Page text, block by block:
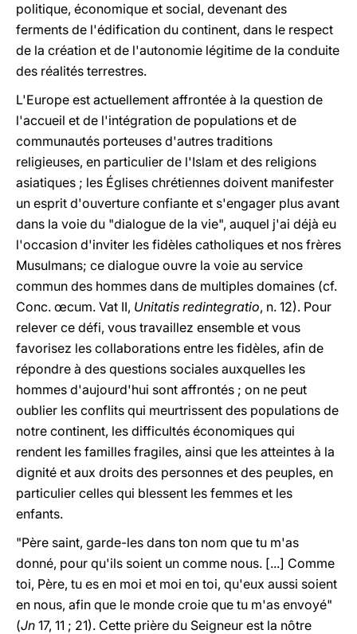
politique, économique et social, devenant des
ferments de l'édification du continent, dans le respect
de la création et de l'autonomie légitime de la conduite
des réalités terrestres.
L'Europe est actuellement affrontée à la question de
l'accueil et de l'intégration de populations et de
communautés porteuses d'autres traditions
religieuses, en particulier de l'Islam et des religions
asiatiques ; les Églises chrétiennes doivent manifester
un esprit d'ouverture confiante et s'engager plus avant
dans la voie du "dialogue de la vie", auquel j'ai déjà eu
l'occasion d'inviter les fidèles catholiques et nos frères
Musulmans; ce dialogue ouvre la voie au service
commun des hommes dans de multiples domaines (cf.
Conc. œcum. Vat II, Unitatis redintegratio, n. 12). Pour
relever ce défi, vous travaillez ensemble et vous
favorisez les collaborations entre les fidèles, afin de
répondre à des questions sociales auxquelles les
hommes d'aujourd'hui sont affrontés ; on ne peut
oublier les conflits qui meurtrissent des populations de
notre continent, les difficultés économiques qui
rendent les familles fragiles, ainsi que les atteintes à la
dignité et aux droits des personnes et des peuples, en
particulier celles qui blessent les femmes et les
enfants.
"Père saint, garde-les dans ton nom que tu m'as
donné, pour qu'ils soient un comme nous. [...] Comme
toi, Père, tu es en moi et moi en toi, qu'eux aussi soient
en nous, afin que le monde croie que tu m'as envoyé"
(Jn 17, 11 ; 21). Cette prière du Seigneur est la nôtre